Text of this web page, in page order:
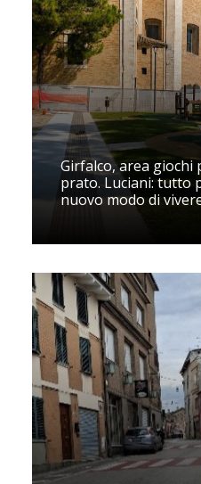
Girfalco, area giochi
prato. Luciani: tutto
nuovo modo di